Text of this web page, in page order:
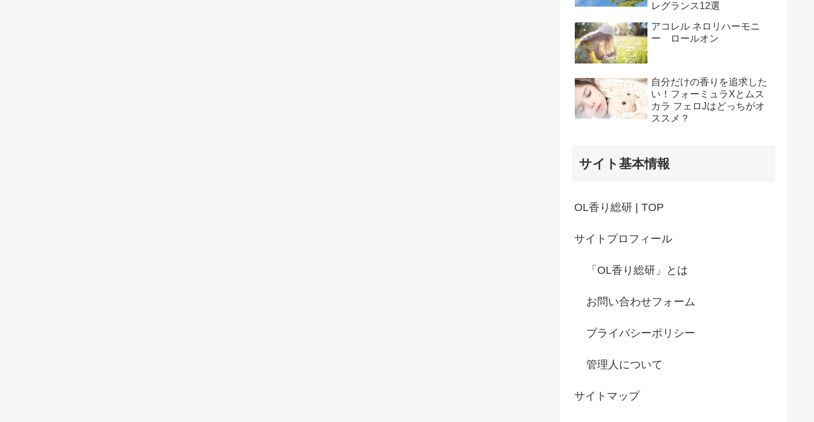
レグランス12選
アコレル ネロリハーモニ
ー ロールオン
自分だけの香りを追求した
い！フォーミュラXとムス
カラ フェロJはどっちがオ
ススメ？
サイト基本情報
OL香り総研 | TOP
サイトプロフィール
「OL香り総研」とは
お問い合わせフォーム
プライバシーポリシー
管理人について
サイトマップ